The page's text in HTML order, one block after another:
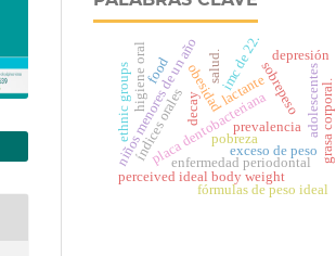
lactante
prevalencia
exceso de peso
sobrepeso
obesidad
niños menores de un año
placa dentobacteriana adolescentes
higiene oral
enfermedad periodontal
índices oralesdecay
depresión
perceived ideal body weight
fórmulas de peso ideal
imc de 22.
grasa corporal.
pobreza
food salud.
ethnic groups